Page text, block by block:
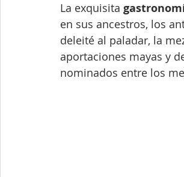
Datos Asombrosos de
Paneles Solares Hogar y Estilo
La exquisita
en sus ancestros, los
deleité al paladar, la
aportaciones mayas y
nominados entre los